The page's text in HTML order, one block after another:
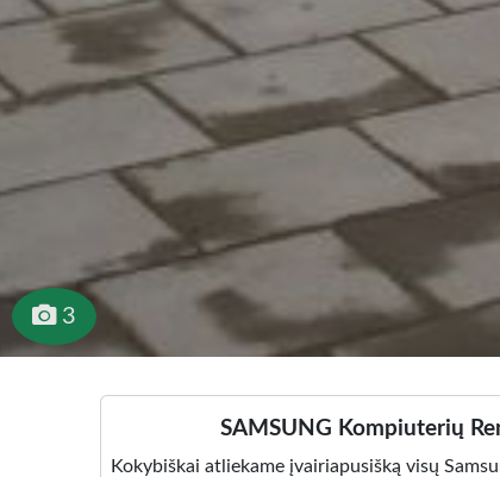
3
SAMSUNG Kompiuterių
Kokybiškai atliekame įvairiapusišką visų